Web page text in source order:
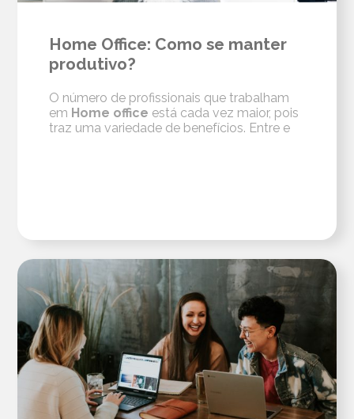
Home Office: Como se manter
produtivo?
O número de profissionais que trabalham
em Home office está cada vez maior, pois
traz uma variedade de benefícios. Entre e